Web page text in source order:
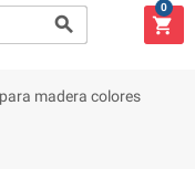
 
0
madera colores